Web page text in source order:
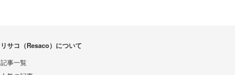
リサコ（Resaco）について
記事一覧